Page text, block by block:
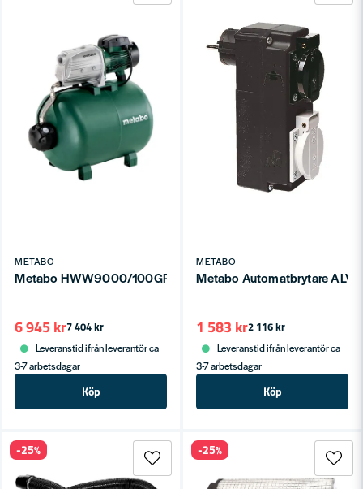
METABO
Metabo HWW9000/100GPUMP
7 404 kr
6 945 kr
Leveranstid ifrån leverantör ca
3-7 arbetsdagar
Köp
METABO
Metabo Automatbrytare ALV-
2 116 kr
1 583 kr
Leveranstid ifrån leverantör ca
3-7 arbetsdagar
Köp
-25% -25%